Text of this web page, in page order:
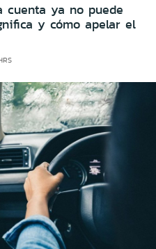
cuenta ya no puede
y cómo apelar el